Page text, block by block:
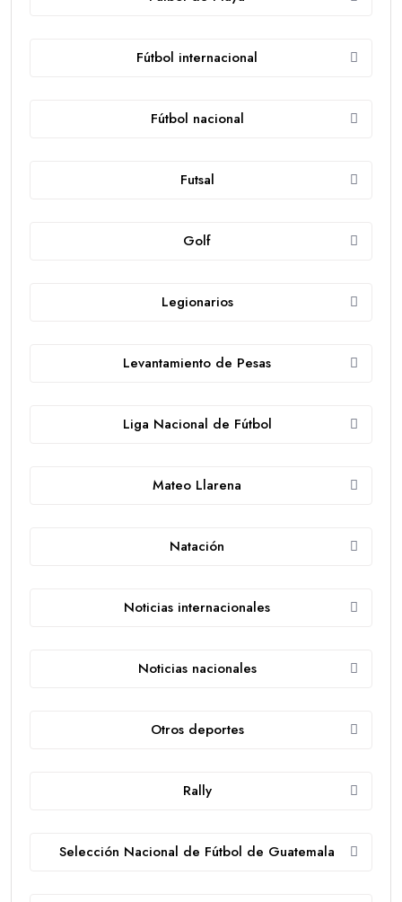
Fútbol internacional
Fútbol nacional
Futsal
Golf
Legionarios
Levantamiento de Pesas
Liga Nacional de Fútbol
Mateo Llarena
Natación
Noticias internacionales
Noticias nacionales
Otros deportes
Rally
Selección Nacional de Fútbol de Guatemala